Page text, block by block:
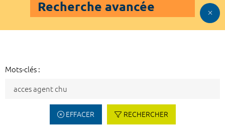
Recherche avancée
Mots-clés :
EFFACER RECHERCHER